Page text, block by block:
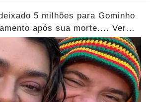
5 milhões para Gominho
após sua morte.... Ver